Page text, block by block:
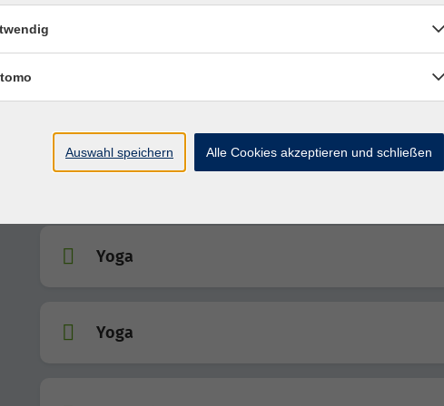
Zeichnen - von der Skizze zum fertigen Bild
Melody Minis - musikalische Früherziehung von
1,5 bis 3,5 Jahre mit Begleitung
NEU - Hatha Yoga
Yoga
Yoga
Auswahl speichern Alle Cookies akzeptieren und schließen